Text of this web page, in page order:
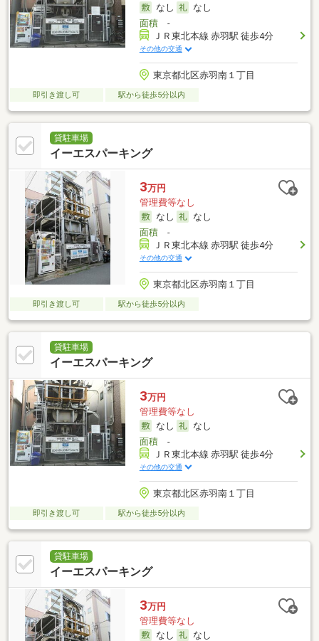
なし
なし
面積-
ＪＲ東北本線 赤羽駅 徒歩4分
その他の交通
東京都北区赤羽南１丁目
即引き渡し可 駅から徒歩5分以内
貸駐車場
イーエスパーキング
3万円
管理費等なし
なし
なし
面積-
ＪＲ東北本線 赤羽駅 徒歩4分
その他の交通
東京都北区赤羽南１丁目
即引き渡し可 駅から徒歩5分以内
貸駐車場
イーエスパーキング
3万円
管理費等なし
なし
なし
面積-
ＪＲ東北本線 赤羽駅 徒歩4分
その他の交通
東京都北区赤羽南１丁目
即引き渡し可 駅から徒歩5分以内
貸駐車場
イーエスパーキング
3万円
管理費等なし
なし
なし